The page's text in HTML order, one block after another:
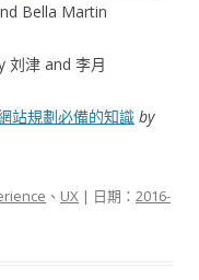
Bella Martin
刘津 and 李月
站規劃必備的知識 by
、 UX | 日期： 2016-